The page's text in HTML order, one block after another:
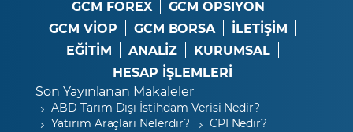
GCM FOREX
GCM OPSIYON
GCM VİOP
GCM BORSA
İLETİŞİM
EĞİTİM
ANALİZ
KURUMSAL
HESAP İŞLEMLERİ
Son Yayınlanan Makaleler
ABD Tarım Dışı İstihdam Verisi Nedir?
Yatırım Araçları Nelerdir?
CPI Nedir?